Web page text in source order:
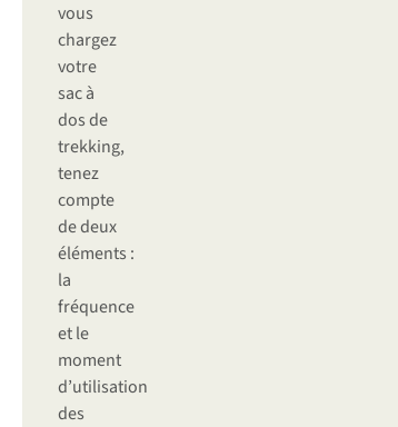
vous
chargez
votre
sac à
dos de
trekking,
tenez
compte
de deux
éléments :
la
fréquence
et le
moment
d’utilisation
des